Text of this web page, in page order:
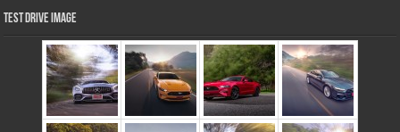
Test Drive Image